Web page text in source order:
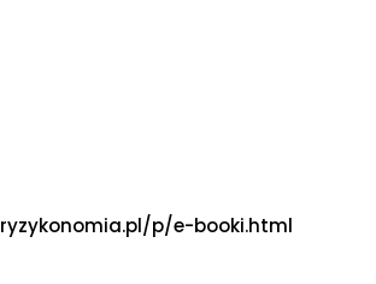
p/e-booki.html